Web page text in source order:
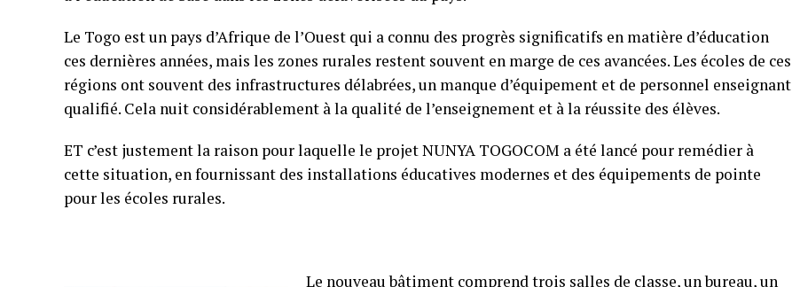
Le Togo est un pays d’Afrique de l’Ouest qui a connu des progrès significatifs en matière d’éducation
ces dernières années, mais les zones rurales restent souvent en marge de ces avancées. Les écoles de ces
régions ont souvent des infrastructures délabrées, un manque d’équipement et de personnel enseignant
qualifié. Cela nuit considérablement à la qualité de l’enseignement et à la réussite des élèves.
ET c’est justement la raison pour laquelle le projet NUNYA TOGOCOM a été lancé pour remédier à
cette situation, en fournissant des installations éducatives modernes et des équipements de pointe
pour les écoles rurales.
Le nouveau bâtiment comprend trois salles de classe, un bureau, un